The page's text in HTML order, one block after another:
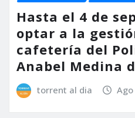
Hasta el 4 de
optar a la
cafetería del
Anabel Medina
torrent al dia